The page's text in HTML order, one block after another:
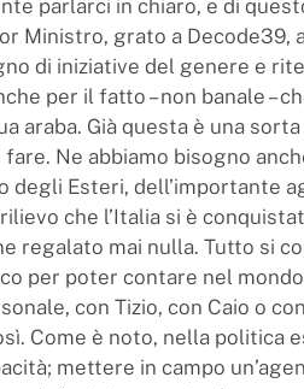
parlarci in chiaro, e di
Ministro, grato a Decode39,
di iniziative del genere e
per il fatto – non banale –
araba. Già questa è una
Ne abbiamo bisogno
Esteri, dell’importante
che l’Italia si è
regalato mai nulla. Tutto si
per poter contare nel mondo
con Tizio, con Caio o
Come è noto, nella politica
mettere in campo